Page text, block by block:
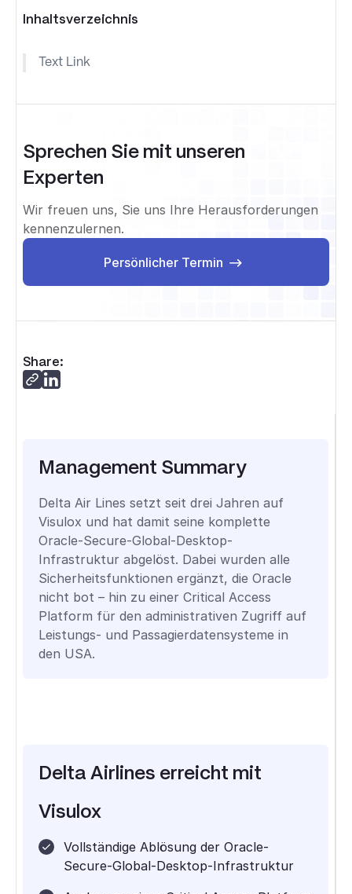
Management Summary
Delta Air Lines setzt seit drei Jahren auf
Visulox und hat damit seine komplette
Oracle-Secure-Global-Desktop-
Infrastruktur abgelöst. Dabei wurden alle
Sicherheitsfunktionen ergänzt, die Oracle
nicht bot – hin zu einer Critical Access
Platform für den administrativen Zugriff auf
Leistungs- und Passagierdatensysteme in
den USA.
Delta Airlines erreicht mit
Visulox
Vollständige Ablösung der Oracle-
Secure-Global-Desktop-Infrastruktur
Inhaltsverzeichnis
Text Link
Sprechen Sie mit unseren
Experten
Wir freuen uns, Sie uns Ihre Herausforderungen
kennenzulernen.
Persönlicher Termin
Share: